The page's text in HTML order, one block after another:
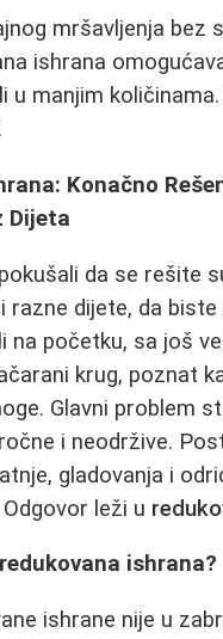
mršavljenja bez
ishrana
u manjim
Konačno
Dijeta
da se rešite
razne dijete, da biste
na početku, sa još
krug, poznat
Glavni problem
i neodržive.
gladovanja i
leži u
ishrana?
ishrane nije u